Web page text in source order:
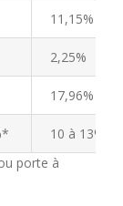
11,15%
2,25%
17,96%
10 à 13%*
porte à